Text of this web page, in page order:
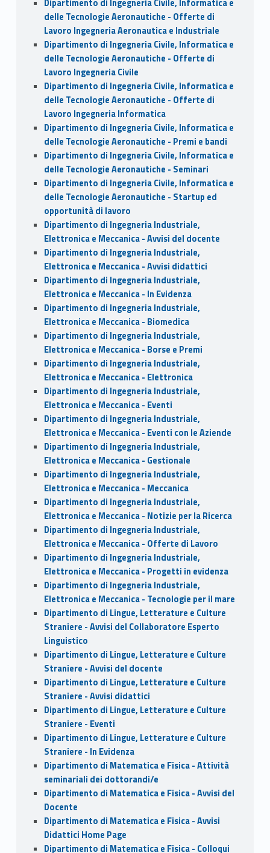
Dipartimento di Ingegneria Civile, Informatica e
delle Tecnologie Aeronautiche - Offerte di
Lavoro Ingegneria Aeronautica e Industriale
Dipartimento di Ingegneria Civile, Informatica e
delle Tecnologie Aeronautiche - Offerte di
Lavoro Ingegneria Civile
Dipartimento di Ingegneria Civile, Informatica e
delle Tecnologie Aeronautiche - Offerte di
Lavoro Ingegneria Informatica
Dipartimento di Ingegneria Civile, Informatica e
delle Tecnologie Aeronautiche - Premi e bandi
Dipartimento di Ingegneria Civile, Informatica e
delle Tecnologie Aeronautiche - Seminari
Dipartimento di Ingegneria Civile, Informatica e
delle Tecnologie Aeronautiche - Startup ed
opportunità di lavoro
Dipartimento di Ingegneria Industriale,
Elettronica e Meccanica - Avvisi del docente
Dipartimento di Ingegneria Industriale,
Elettronica e Meccanica - Avvisi didattici
Dipartimento di Ingegneria Industriale,
Elettronica e Meccanica - In Evidenza
Dipartimento di Ingegneria Industriale,
Elettronica e Meccanica - Biomedica
Dipartimento di Ingegneria Industriale,
Elettronica e Meccanica - Borse e Premi
Dipartimento di Ingegneria Industriale,
Elettronica e Meccanica - Elettronica
Dipartimento di Ingegneria Industriale,
Elettronica e Meccanica - Eventi
Dipartimento di Ingegneria Industriale,
Elettronica e Meccanica - Eventi con le Aziende
Dipartimento di Ingegneria Industriale,
Elettronica e Meccanica - Gestionale
Dipartimento di Ingegneria Industriale,
Elettronica e Meccanica - Meccanica
Dipartimento di Ingegneria Industriale,
Elettronica e Meccanica - Notizie per la Ricerca
Dipartimento di Ingegneria Industriale,
Elettronica e Meccanica - Offerte di Lavoro
Dipartimento di Ingegneria Industriale,
Elettronica e Meccanica - Progetti in evidenza
Dipartimento di Ingegneria Industriale,
Elettronica e Meccanica - Tecnologie per il mare
Dipartimento di Lingue, Letterature e Culture
Straniere - Avvisi del Collaboratore Esperto
Linguistico
Dipartimento di Lingue, Letterature e Culture
Straniere - Avvisi del docente
Dipartimento di Lingue, Letterature e Culture
Straniere - Avvisi didattici
Dipartimento di Lingue, Letterature e Culture
Straniere - Eventi
Dipartimento di Lingue, Letterature e Culture
Straniere - In Evidenza
Dipartimento di Matematica e Fisica - Attività
seminariali dei dottorandi/e
Dipartimento di Matematica e Fisica - Avvisi del
Docente
Dipartimento di Matematica e Fisica - Avvisi
Didattici Home Page
Dipartimento di Matematica e Fisica - Colloqui